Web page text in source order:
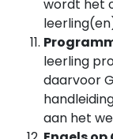
wordt het
leerling
daarvoor
aan het